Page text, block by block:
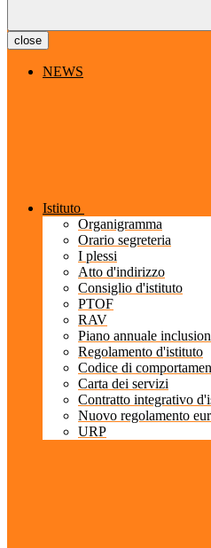
close
NEWS
Istituto
Organigramma
Orario segreteria
I plessi
Atto d'indirizzo
Consiglio d'istituto
PTOF
RAV
Piano annuale
Regolamento d'istituto
Codice di
Carta dei servizi
Contratto integrativo
Nuovo regolamento
URP